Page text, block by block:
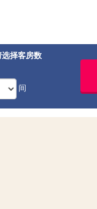
选择客房数
间